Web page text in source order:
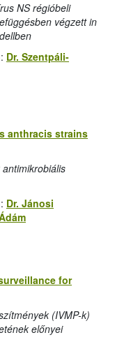
NS régióbeli
végzett in
: Dr. Szentpáli-
anthracis strains
: Dr. Jánosi
for
(IVMP-k)
előnyei